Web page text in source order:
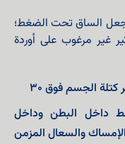
الساق تحت الضغط؛
غير مرغوب على أوردة
الجسم فوق 30
داخل البطن وداخل
والسعال المزمن